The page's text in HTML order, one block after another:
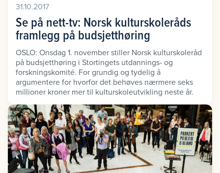
31.10.2017
Se på nett-tv: Norsk kulturskoleråds
framlegg på budsjetthøring
OSLO: Onsdag 1. november stiller Norsk kulturskoleråd
på budsjetthøring i Stortingets utdannings- og
forskningskomité. For grundig og tydelig å
argumentere for hvorfor det behøves nærmere seks
millioner kroner mer til kulturskoleutvikling neste år.